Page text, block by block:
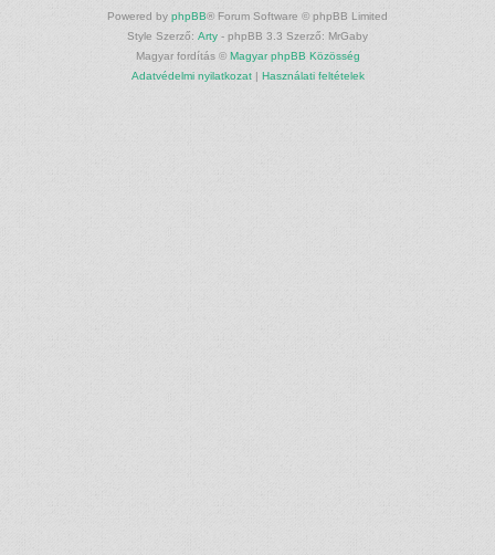
Powered by phpBB® Forum Software © phpBB Limited
Style Szerző: Arty - phpBB 3.3 Szerző: MrGaby
Magyar fordítás © Magyar phpBB Közösség
Adatvédelmi nyilatkozat| Használati feltételek